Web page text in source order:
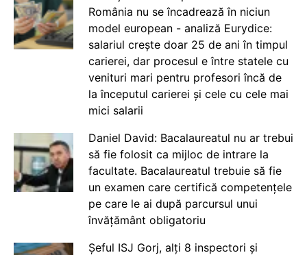
România nu se încadrează în niciun
model european - analiză Eurydice:
salariul crește doar 25 de ani în timpul
carierei, dar procesul e între statele cu
venituri mari pentru profesori încă de
la începutul carierei și cele cu cele mai
mici salarii
Daniel David: Bacalaureatul nu ar trebui
să fie folosit ca mijloc de intrare la
facultate. Bacalaureatul trebuie să fie
un examen care certifică competențele
pe care le ai după parcursul unui
învățământ obligatoriu
Șeful ISJ Gorj, alți 8 inspectori și